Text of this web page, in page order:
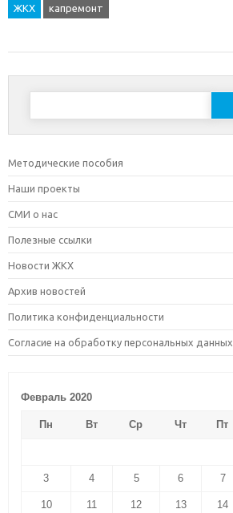
ЖКХ капремонт
Найти:
Методические пособия
Наши проекты
СМИ о нас
Полезные ссылки
Новости ЖКХ
Архив новостей
Политика конфиденциальности
Согласие на обработку персональных данных
Февраль 2020
Пн Вт Ср Чт Пт
3 4 5 6 7
10 11 12 13 14